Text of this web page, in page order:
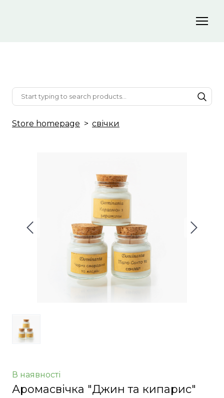
Store homepage свічки
В наявності
Аромасвічка "Джин та кипарис"